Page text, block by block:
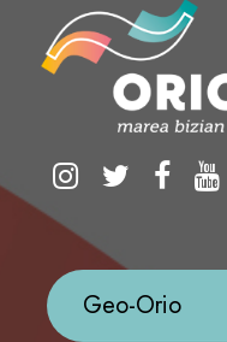
Geo-Orio